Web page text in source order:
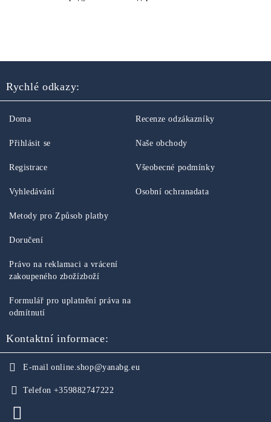
Rychlé odkazy:
Doma
Přihlásit se
Registrace
Vyhledávání
Recenze odzákazníky
Naše obchody
Všeobecné podmínky
Osobní ochranadata
Metody pro Způsob platby
Doručení
Právo na reklamaci a vrácení
zakoupeného zbožízboží
Formulář pro uplatnění práva na
odmítnutí
Kontaktní informace:
E-mail online.shop@yanabg.eu
Telefon +359882747222